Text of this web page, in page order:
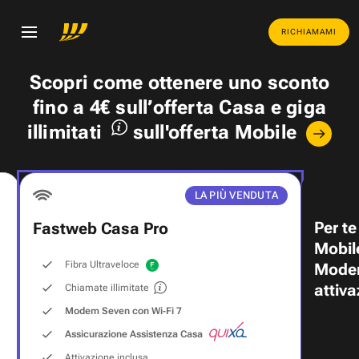
RICHIAMAMI
Scopri come ottenere uno sconto
fino a 4€ sull’offerta Casa egiga
illimitati
sull'offerta Mobile
LA PIÙ VENDUTA
Fastweb Casa Pro
Fibra Ultraveloce
Chiamate illimitate
Modem Seven con Wi‑Fi 7
Assicurazione Assistenza Casa
Per